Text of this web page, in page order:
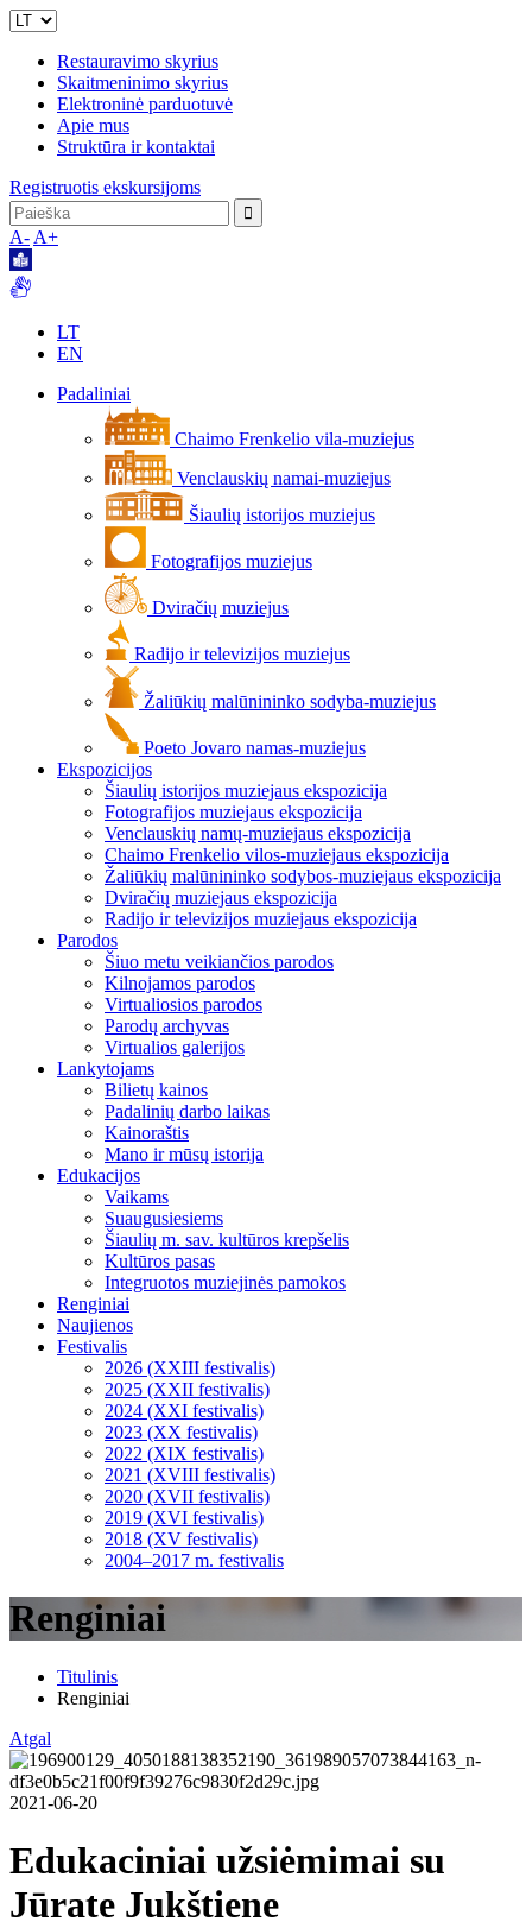
Restauravimo skyrius
Skaitmeninimo skyrius
Elektroninė parduotuvė
Apie mus
Struktūra ir kontaktai
Registruotis ekskursijoms
A- A+
LT
EN
Padaliniai
Chaimo Frenkelio vila-muziejus
Venclauskių namai-muziejus
Šiaulių istorijos muziejus
Fotografijos muziejus
Dviračių muziejus
Radijo ir televizijos muziejus
Žaliūkių malūnininko sodyba-muziejus
Poeto Jovaro namas-muziejus
Ekspozicijos
Šiaulių istorijos muziejaus ekspozicija
Fotografijos muziejaus ekspozicija
Venclauskių namų-muziejaus ekspozicija
Chaimo Frenkelio vilos-muziejaus ekspozicija
Žaliūkių malūnininko sodybos-muziejaus ekspozicija
Dviračių muziejaus ekspozicija
Radijo ir televizijos muziejaus ekspozicija
Parodos
Šiuo metu veikiančios parodos
Kilnojamos parodos
Virtualiosios parodos
Parodų archyvas
Virtualios galerijos
Lankytojams
Bilietų kainos
Padalinių darbo laikas
Kainoraštis
Mano ir mūsų istorija
Edukacijos
Vaikams
Suaugusiesiems
Šiaulių m. sav. kultūros krepšelis
Kultūros pasas
Integruotos muziejinės pamokos
Renginiai
Naujienos
Festivalis
2026 (XXIII festivalis)
2025 (XXII festivalis)
2024 (XXI festivalis)
2023 (XX festivalis)
2022 (XIX festivalis)
2021 (XVIII festivalis)
2020 (XVII festivalis)
2019 (XVI festivalis)
2018 (XV festivalis)
2004–2017 m. festivalis
Renginiai
Titulinis
Renginiai
Atgal
2021-06-20
Edukaciniai užsiėmimai su
Jūrate Jukštiene